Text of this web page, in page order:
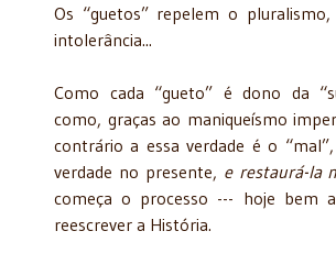
Os “guetos” repelem o
intolerância...
Como cada “gueto” é dono da
como, graças ao maniqueísmo
contrário a essa verdade é o
verdade no presente, e restaurá-la
começa o processo --- hoje bem
reescrever a História.